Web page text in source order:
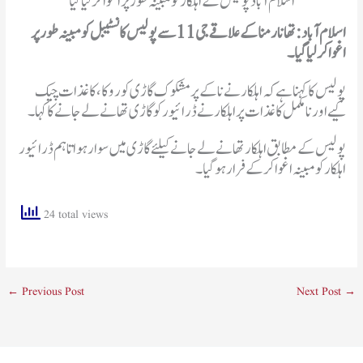
اسلام آباد: تھانا رمنا کے علاقے جی 11 سے پولیس کانسٹیبل کو مبینہ طور پر
اغوا کرلیا گیا۔
کیے اور نامکمل کاغذات پراہلکار نے ڈرائیورکو گاڑی تھانے لےجانے کاکہا۔
پولیس کے مطابق اہلکار تھانے لے جانے کیلئے گاڑی میں سوارہوا تاہم ڈرائیور
اہلکارکو مبینہ اغوا کرکے فرارہوگیا۔
24 total views
← Previous Post Next Post →